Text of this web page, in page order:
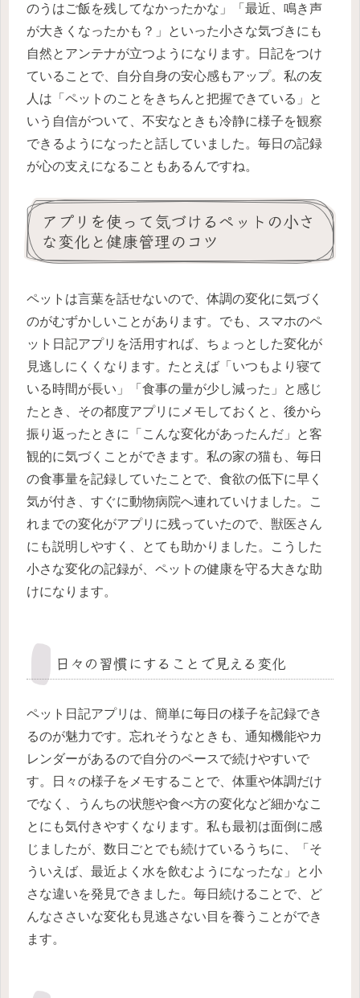
のうはご飯を残してなかったかな」「最近、鳴き声
が大きくなったかも？」といった小さな気づきにも
自然とアンテナが立つようになります。日記をつけ
ていることで、自分自身の安心感もアップ。私の友
人は「ペットのことをきちんと把握できている」と
いう自信がついて、不安なときも冷静に様子を観察
できるようになったと話していました。毎日の記録
が心の支えになることもあるんですね。
アプリを使って気づけるペットの小さ
な変化と健康管理のコツ
ペットは言葉を話せないので、体調の変化に気づく
のがむずかしいことがあります。でも、スマホのペ
ット日記アプリを活用すれば、ちょっとした変化が
見逃しにくくなります。たとえば「いつもより寝て
いる時間が長い」「食事の量が少し減った」と感じ
たとき、その都度アプリにメモしておくと、後から
振り返ったときに「こんな変化があったんだ」と客
観的に気づくことができます。私の家の猫も、毎日
の食事量を記録していたことで、食欲の低下に早く
気が付き、すぐに動物病院へ連れていけました。こ
れまでの変化がアプリに残っていたので、獣医さん
にも説明しやすく、とても助かりました。こうした
小さな変化の記録が、ペットの健康を守る大きな助
けになります。
日々の習慣にすることで見える変化
ペット日記アプリは、簡単に毎日の様子を記録でき
るのが魅力です。忘れそうなときも、通知機能やカ
レンダーがあるので自分のペースで続けやすいで
す。日々の様子をメモすることで、体重や体調だけ
でなく、うんちの状態や食べ方の変化など細かなこ
とにも気付きやすくなります。私も最初は面倒に感
じましたが、数日ごとでも続けているうちに、「そ
ういえば、最近よく水を飲むようになったな」と小
さな違いを発見できました。毎日続けることで、ど
んなささいな変化も見逃さない目を養うことができ
ます。